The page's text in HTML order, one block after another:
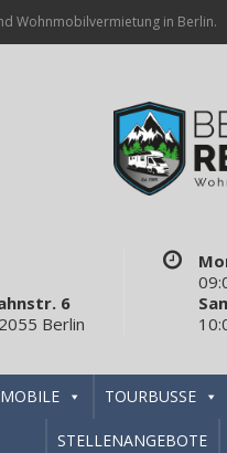
Wohnmobilvermietung in Berlin.
6
Berlin
TOURBUSSE
STELLENANGEBOTE